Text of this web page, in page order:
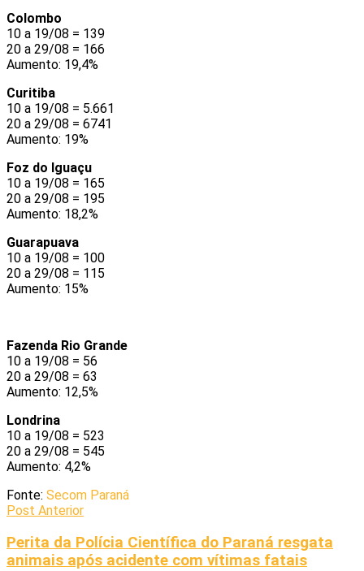
Colombo
10 a 19/08 = 139
20 a 29/08 = 166
Aumento: 19,4%
Curitiba
10 a 19/08 = 5.661
20 a 29/08 = 6741
Aumento: 19%
Foz do Iguaçu
10 a 19/08 = 165
20 a 29/08 = 195
Aumento: 18,2%
Guarapuava
10 a 19/08 = 100
20 a 29/08 = 115
Aumento: 15%
Fazenda Rio Grande
10 a 19/08 = 56
20 a 29/08 = 63
Aumento: 12,5%
Londrina
10 a 19/08 = 523
20 a 29/08 = 545
Aumento: 4,2%
Fonte: Secom Paraná
Post Anterior
Perita da Polícia Científica do Paraná resgata
animais após acidente com vítimas fatais